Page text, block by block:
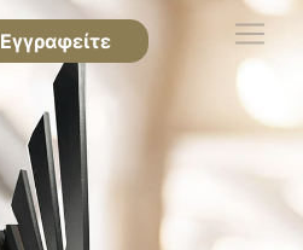
Εγγραφείτε